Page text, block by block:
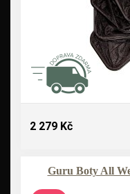
2 279 Kč
Guru Boty All